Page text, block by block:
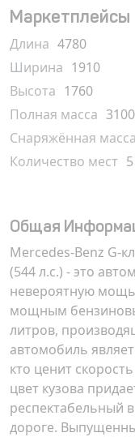
Маркетплейсы
Длина 4780
Ширина 1910
Высота 1760
Полная масса 3100
Снаряжённая масса
Количество мест 5
Общая
Mercedes-Benz G-
(544 л.с.) - это
невероятную
мощным
литров,
автомобиль
кто ценит
цвет кузова
респектабельный
дороге.